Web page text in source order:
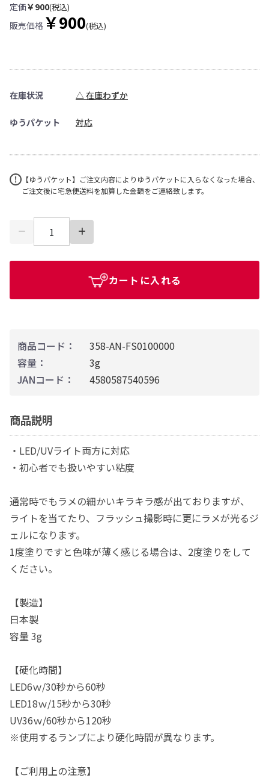
商品コード：
358-AN-FS0100000
容量：
3g
JANコード：
4580587540596
商品説明
・LED/UVライト両方に対応
・初心者でも扱いやすい粘度
通常時でもラメの細かいキラキラ感が出ておりますが、
ライトを当てたり、フラッシュ撮影時に更にラメが光るジ
ェルになります。
1度塗りですと色味が薄く感じる場合は、2度塗りをして
ください。
【製造】
日本製
容量 3g
【硬化時間】
LED6ｗ/30秒から60秒
LED18ｗ/15秒から30秒
UV36ｗ/60秒から120秒
※使用するランプにより硬化時間が異なります。
【ご利用上の注意】
定価￥900(税込)
販売価格 ￥900(税込)
在庫状況 △ 在庫わずか
ゆうパケット 対応
【ゆうパケット】ご注文内容によりゆうパケットに入らなくなった場合、
ご注文後に宅急便送料を加算した金額をご連絡致します。
カートに入れる